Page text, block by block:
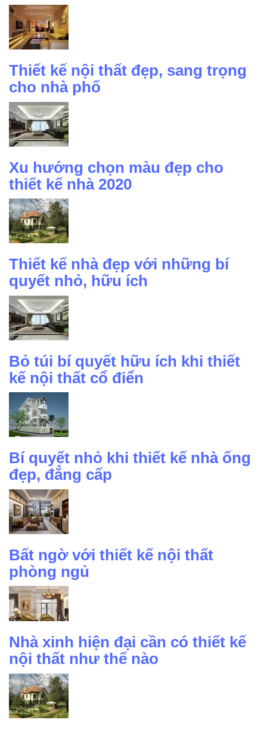
Thiết kế nội thất đẹp, sang trọng
cho nhà phố
Xu hướng chọn màu đẹp cho
thiết kế nhà 2020
Thiết kế nhà đẹp với những bí
quyết nhỏ, hữu ích
Bỏ túi bí quyết hữu ích khi thiết
kế nội thất cổ điển
Bí quyết nhỏ khi thiết kế nhà ống
đẹp, đẳng cấp
Bất ngờ với thiết kế nội thất
phòng ngủ
Nhà xinh hiện đại cần có thiết kế
nội thất như thế nào